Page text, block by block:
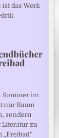
das Werk
Sommer im
nur Raum
sondern
Literatur zu
„Freibad“